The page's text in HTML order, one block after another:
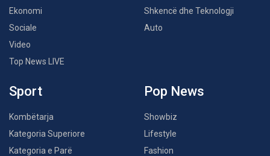
Ekonomi
Sociale
Video
Top News LIVE
Shkencë dhe Teknologji
Auto
Sport
Kombëtarja
Kategoria Superiore
Kategoria e Parë
Pop News
Showbiz
Lifestyle
Fashion